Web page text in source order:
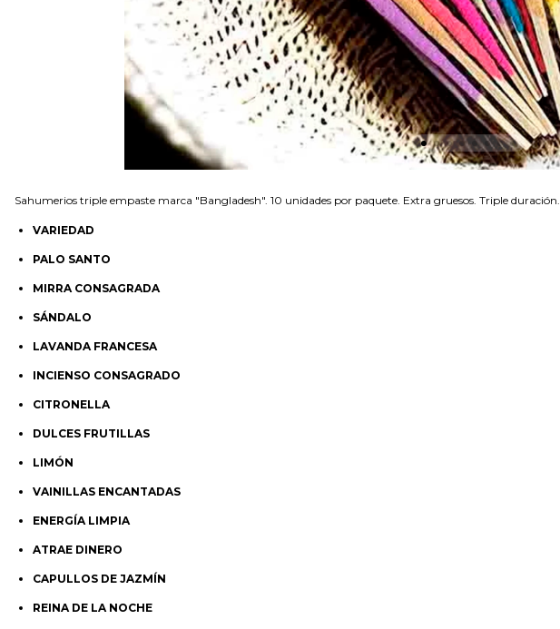
Sahumerios triple empaste marca "Bangladesh". 10 unidades por paquete. Extra gruesos. Triple duración.
VARIEDAD
PALO SANTO
MIRRA CONSAGRADA
SÁNDALO
LAVANDA FRANCESA
INCIENSO CONSAGRADO
CITRONELLA
DULCES FRUTILLAS
LIMÓN
VAINILLAS ENCANTADAS
ENERGÍA LIMPIA
ATRAE DINERO
CAPULLOS DE JAZMÍN
REINA DE LA NOCHE